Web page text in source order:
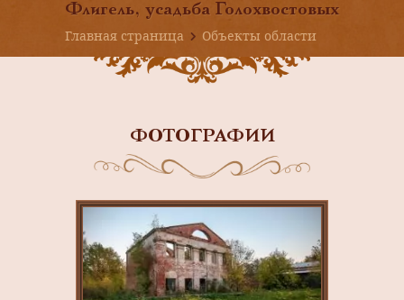
Флигель, усадьба Голохвостовых
Главная страница
Объекты области
ФОТОГРАФИИ